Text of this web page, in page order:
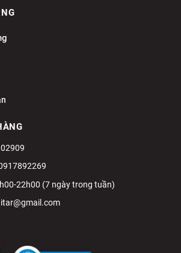
22h00 (7 ngày trong tuần)